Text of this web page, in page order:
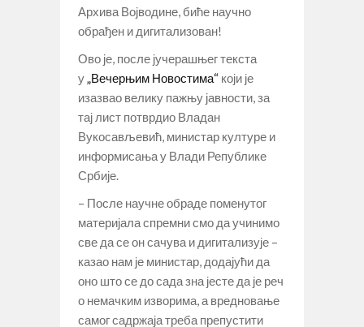
Архива Војводине, биће научно
обрађен и дигитализован!
Ово је, после јучерашњег текста
у „Вечерњим Новостима“ који је
изазвао велику пажњу јавности, за
тај лист потврдио Владан
Вукосављевић, министар културе и
информисања у Влади Републике
Србије.
– После научне обраде поменутог
материјала спремни смо да учинимо
све да се он сачува и дигитализује –
казао нам је министар, додајући да
оно што се до сада зна јесте да је реч
о немачким изворима, а вредновање
самог садржаја треба препустити